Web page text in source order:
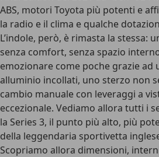
ABS, motori Toyota più potenti e
la radio e il clima e qualche
L’indole, però, è rimasta la stessa:
senza comfort, senza spazio
emozionare come poche grazie ad
alluminio incollati, uno sterzo non
cambio manuale con leveraggi a
eccezionale. Vediamo allora tutti i
la Series 3, il punto più alto, più
della leggendaria sportivetta
Scopriamo allora dimensioni,